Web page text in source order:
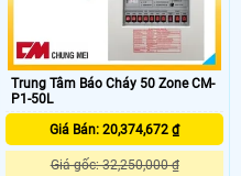
Trung Tâm Báo Cháy 50 Zone CM-
P1-50L
Giá Bán: 20,374,672 ₫
Giá gốc: 32,250,000 ₫